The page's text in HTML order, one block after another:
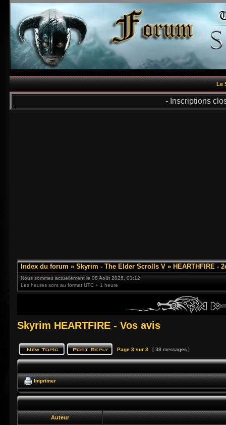
Le
- Inscriptions
Index du forum » Skyrim - The Elder Scrolls V » HEARTHFIRE -
Nous sommes actuellement le 08 Août 2026, 03:12
Les heures sont au format UTC + 1 heure
Skyrim HEARTFIRE - Vos avis
Page 3 sur 3 [ 38 messages ]
Imprimer
Auteur